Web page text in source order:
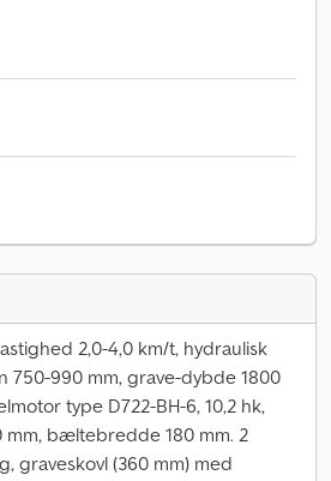
2,0-4,0 km/t, hydraulisk
750-990 mm, grave-dybde 1800
type D722-BH-6, 10,2 hk,
mm, bæltebredde 180 mm. 2
graveskovl (360 mm) med